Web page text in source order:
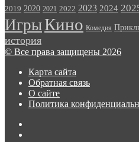
его
«Мстители:
Доктор
Дум»:
Дэдпулу
отказали
(видео)
2019 2020 2021 2022 2023 2024
ИгрыКино Комедия
история
© Все права защищены 2026
Карта сайта
Обратная связь
О сайте
Политика